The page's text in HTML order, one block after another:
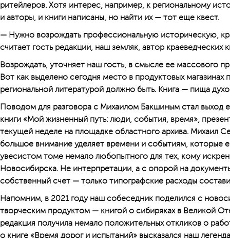
ритейлеров. Хотя интерес, например, к региональному
и авторы, и книги написаны, но найти их — тот еще квест.
— Нужно возрождать профессиональную историческую,
считает гость редакции, наш земляк, автор краеведческих
Возрождать, уточняет наш гость, в смысле ее массового
Вот как выделено сегодня место в продуктовых
региональной литературой должно быть. Книга — пища
Поводом для разговора с Михаилом Бакшиным стал выход
книги «Мой жизненный путь: люди, события, время»,
текущей неделе на площадке областного архива. Михаил
большое внимание уделяет времени и событиям, которые
увесистом томе немало любопытного для тех, кому
Новосибирска. Не интерпретации, а с опорой на
собственный счет — только типографские расходы
Напомним, в 2021 году наш собеседник поделился с
творческим продуктом — книгой о сибиряках в Великой
редакция получила немало положительных откликов о
о книге «Время дорог и испытаний» высказался наш